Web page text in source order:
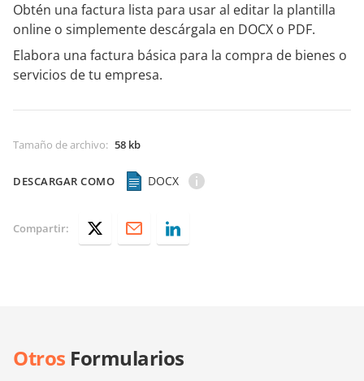
Obtén una factura lista para usar al editar la plantilla
online o simplemente descárgala en DOCX o PDF.
Elabora una factura básica para la compra de bienes o
servicios de tu empresa.
Tamaño de archivo: 58 kb
DESCARGAR COMO DOCX
Compartir:
Otros Formularios